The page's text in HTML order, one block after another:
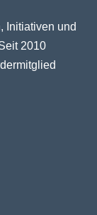
Initiativen und
2010